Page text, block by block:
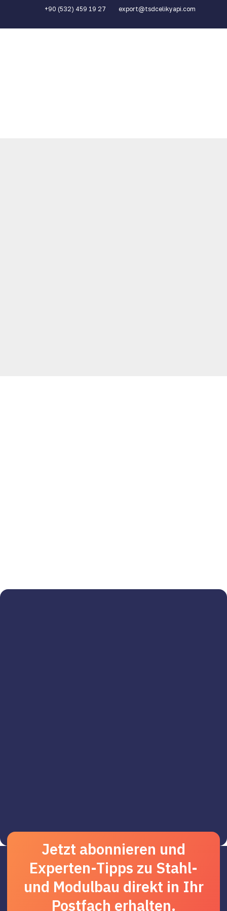
+90 (532) 459 19 27 export@tsdcelikyapi.com
Jetzt abonnieren und
Experten-Tipps zu Stahl-
und Modulbau direkt in Ihr
Postfach erhalten.